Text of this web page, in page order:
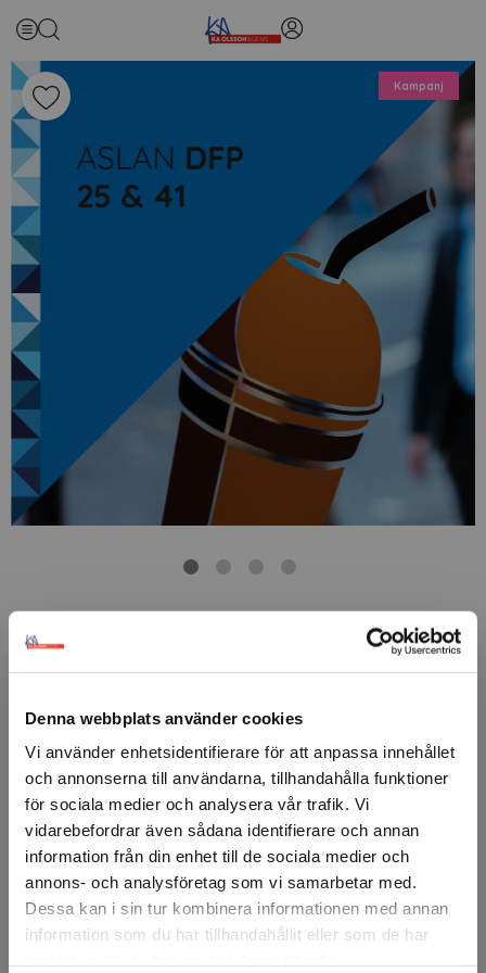
Denna webbplats använder cookies
Vi använder enhetsidentifierare för att anpassa innehållet
och annonserna till användarna, tillhandahålla funktioner
för sociala medier och analysera vår trafik. Vi
vidarebefordrar även sådana identifierare och annan
information från din enhet till de sociala medier och
annons- och analysföretag som vi samarbetar med.
Dessa kan i sin tur kombinera informationen med annan
information som du har tillhandahållit eller som de har
Kampanj
ASLAN DFP25 är en dubbelsidig vit blockout-folie som är
framtagen för dubbelsidig reklam på glasytor.
Den höga opaciteten i blockout-lagret förhindrar att
tryck eller motiv syns igenom materialet.
Perfekt när man vill använda glasytor för två separata
budskap utan att behöva foliera utsidan.
Artikelnr: 89039